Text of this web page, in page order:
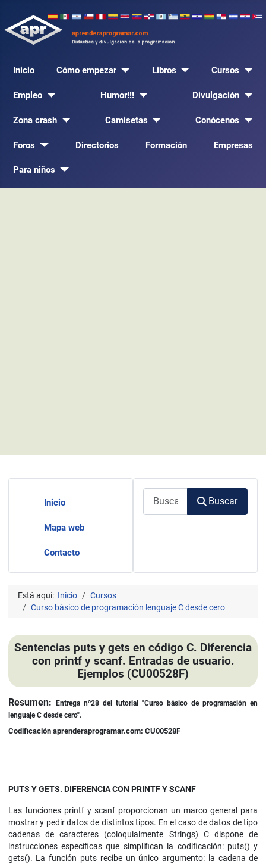
Inicio Cómo empezar Libros Cursos
Empleo Humor!!! Divulgación
Zona crash Camisetas Conócenos
Foros Directorios Formación Empresas
Para niños
Inicio
Mapa web
Contacto
Buscar
Está aquí: Inicio
Cursos
Curso básico de programación lenguaje C desde cero
Sentencias puts y gets en código C. Diferencia
con printf y scanf. Entradas de usuario.
Ejemplos (CU00528F)
Detalles
Resumen:
Entrega nº28 del tutorial "Curso básico de programación en
lenguaje C desde cero".
Codificación aprenderaprogramar.com: CU00528F
PUTS Y GETS. DIFERENCIA CON PRINTF Y SCANF
Las funciones printf y scanf proporcionan un marco general para
mostrar y pedir datos de distintos tipos. En el caso de datos de tipo
cadenas de caracteres (coloquialmente Strings) C dispone de
instrucciones específicas que simplifican la codificación: puts() y
gets(). La función puts recibe un único argumento: la cadena de